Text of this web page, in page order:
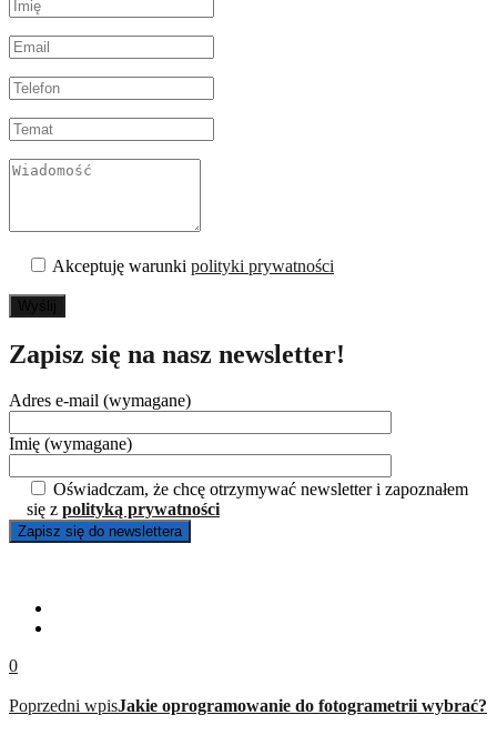
Akceptuję warunki polityki prywatności
Wyślij
Zapisz się na nasz newsletter!
Adres e-mail (wymagane)
Imię (wymagane)
Oświadczam, że chcę otrzymywać newsletter i zapoznałem
się z polityką prywatności
0
Poprzedni wpisJakie oprogramowanie do fotogrametrii wybrać?